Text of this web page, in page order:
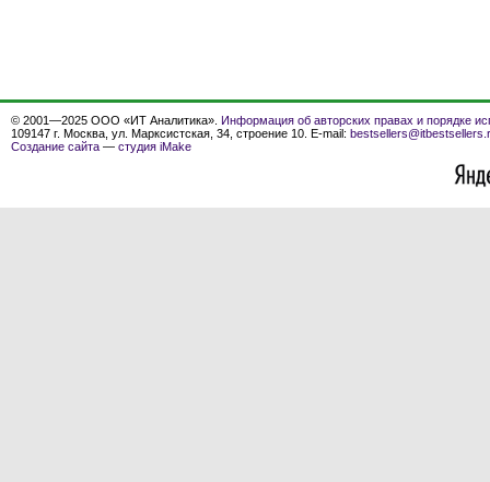
© 2001—2025 ООО «ИТ Аналитика». Информация об авторских правах и порядке
109147 г. Москва, ул. Марксистская, 34, строение 10. E-mail:
Создание сайта — студия iMake